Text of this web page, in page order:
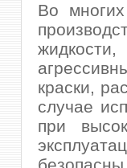
Во
краски,
случае
при